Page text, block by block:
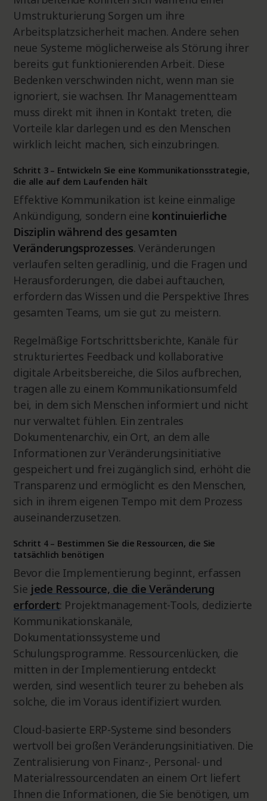
Umstrukturierung Sorgen um ihre
Arbeitsplatzsicherheit machen. Andere sehen
neue Systeme möglicherweise als Störung ihrer
bereits gut funktionierenden Arbeit. Diese
Bedenken verschwinden nicht, wenn man sie
ignoriert, sie wachsen. Ihr Managementteam
muss direkt mit ihnen in Kontakt treten, die
Vorteile klar darlegen und es den Menschen
wirklich leicht machen, sich einzubringen.
Schritt 3 – Entwickeln Sie eine Kommunikationsstrategie,
die alle auf dem Laufenden hält
Effektive Kommunikation ist keine einmalige
Ankündigung, sondern eine kontinuierliche
Disziplin während des gesamten
Veränderungsprozesses. Veränderungen
verlaufen selten geradlinig, und die Fragen und
Herausforderungen, die dabei auftauchen,
erfordern das Wissen und die Perspektive Ihres
gesamten Teams, um sie gut zu meistern.
Regelmäßige Fortschrittsberichte, Kanäle für
strukturiertes Feedback und kollaborative
digitale Arbeitsbereiche, die Silos aufbrechen,
tragen alle zu einem Kommunikationsumfeld
bei, in dem sich Menschen informiert und nicht
nur verwaltet fühlen. Ein zentrales
Dokumentenarchiv, ein Ort, an dem alle
Informationen zur Veränderungsinitiative
gespeichert und frei zugänglich sind, erhöht die
Transparenz und ermöglicht es den Menschen,
sich in ihrem eigenen Tempo mit dem Prozess
auseinanderzusetzen.
Schritt 4 – Bestimmen Sie die Ressourcen, die Sie
tatsächlich benötigen
Bevor die Implementierung beginnt, erfassen
Sie jede Ressource, die die Veränderung
erfordert: Projektmanagement-Tools, dedizierte
Kommunikationskanäle,
Dokumentationssysteme und
Schulungsprogramme. Ressourcenlücken, die
mitten in der Implementierung entdeckt
werden, sind wesentlich teurer zu beheben als
solche, die im Voraus identifiziert wurden.
Cloud-basierte ERP-Systeme sind besonders
wertvoll bei großen Veränderungsinitiativen. Die
Zentralisierung von Finanz-, Personal- und
Materialressourcendaten an einem Ort liefert
Ihnen die Informationen, die Sie benötigen, um